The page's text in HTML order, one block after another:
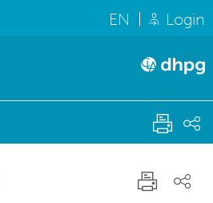
EN Login